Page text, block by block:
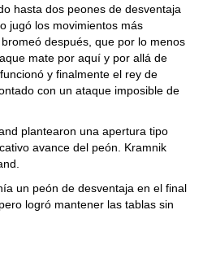
hasta dos peones de desventaja
jugó los movimientos más
después, que por lo menos
mate por aquí y por allá de
y finalmente el rey de
con un ataque imposible de
plantearon una apertura tipo
avance del peón. Kramnik
un peón de desventaja en el final
logró mantener las tablas sin